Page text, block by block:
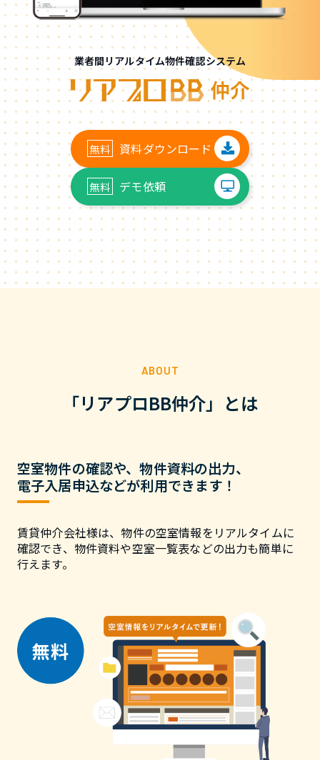
業者間リアルタイム物件確認システム
資料ダウンロード
デモ依頼
ABOUT
「リアプロBB仲介」とは
空室物件の確認や、物件資料の出力、
電子入居申込などが利用できます！
賃貸仲介会社様は、物件の空室情報をリアルタイムに
確認でき、物件資料や空室一覧表などの出力も簡単に
行えます。